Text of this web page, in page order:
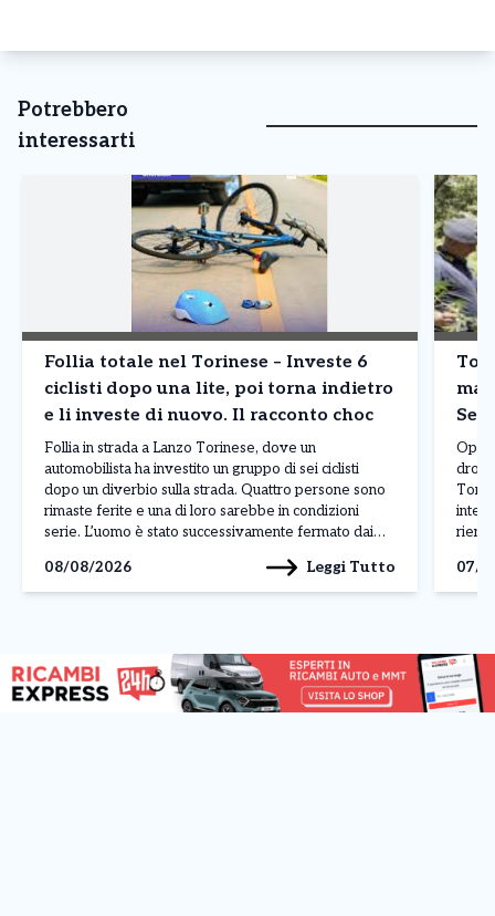
Potrebbero
interessarti
Follia totale nel Torinese – Investe 6
ciclisti dopo una lite, poi torna indietro
e li investe di nuovo. Il racconto choc
Follia in strada a Lanzo Torinese, dove un
automobilista ha investito un gruppo di sei ciclisti
dopo un diverbio sulla strada. Quattro persone sono
rimaste ferite e una di loro sarebbe in condizioni
serie. L’uomo è stato successivamente fermato dai
raccontare la dinamica dell’accaduto è stato uno dei
[…]
08/08/2026 Leggi Tutto
a
07/